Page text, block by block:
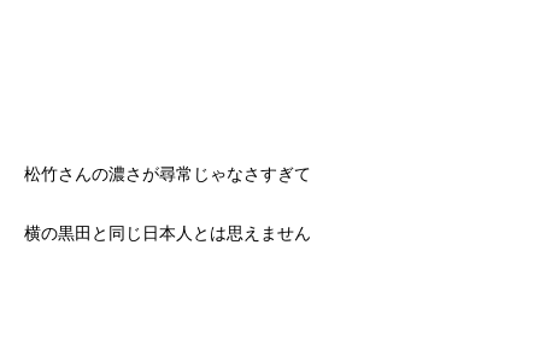
松竹さんの濃さが尋常じゃなさすぎて
横の黒田と同じ日本人とは思えません